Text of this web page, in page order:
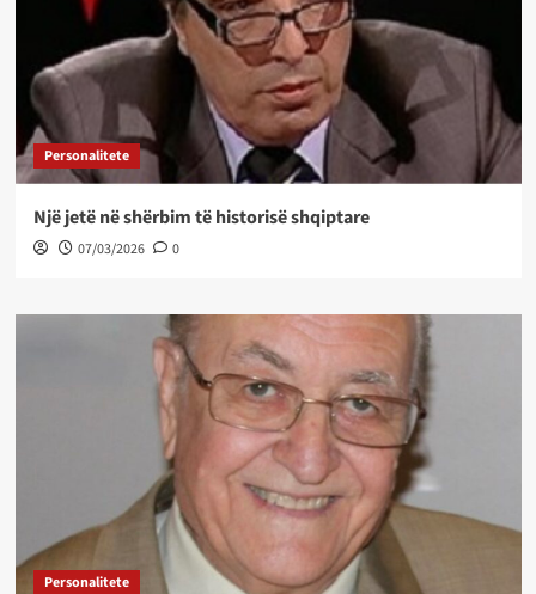
Personalitete
Një jetë në shërbim të historisë shqiptare
07/03/2026 0
Personalitete